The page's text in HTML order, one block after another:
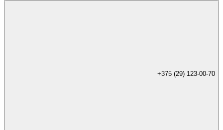
+375 (29) 123-00-70